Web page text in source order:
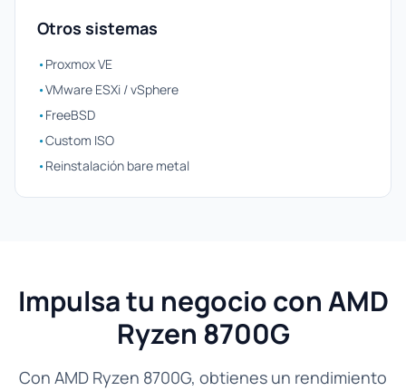
Otros sistemas
•Proxmox VE
•VMware ESXi / vSphere
•FreeBSD
•Custom ISO
•Reinstalación bare metal
Impulsa tu negocio con AMD
Ryzen 8700G
Con AMD Ryzen 8700G, obtienes un rendimiento